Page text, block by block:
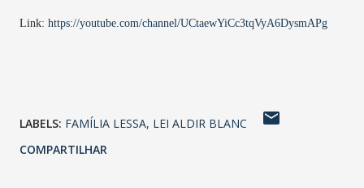
Link: https://youtube.com/channel/UCtaewYiCc3tqVyA6DysmAPg
LABELS: FAMÍLIA LESSA LEI ALDIR BLANC
COMPARTILHAR